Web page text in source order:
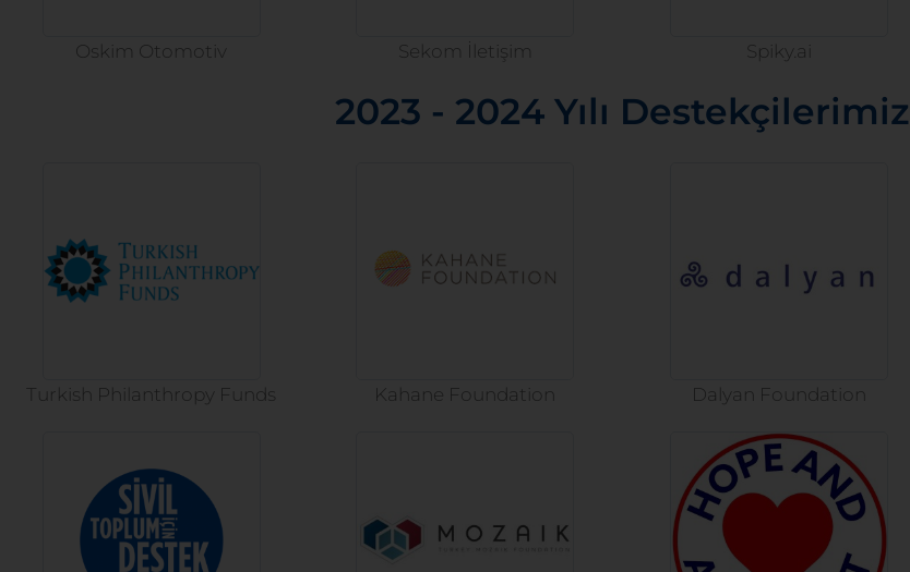
Oskim Otomotiv Sekom İletişim Spiky.ai
2023 - 2024 Yılı Destekçilerimiz
Turkish Philanthropy Funds Kahane Foundation Dalyan Foundation